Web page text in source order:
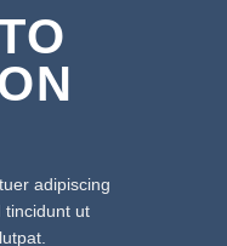
adipiscing
tincidunt ut